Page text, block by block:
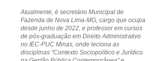
Atualmente, é secretário Municipal de
Fazenda de Nova Lima-MG, cargo que ocupa
desde junho de 2022, e professor em cursos
de pós-graduação em Direito Administrativo
no IEC-PUC Minas, onde leciona as
disciplinas "Contexto Sociopolítico e Jurídico